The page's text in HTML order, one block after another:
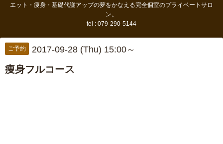
エット・痩身・基礎代謝アップの夢をかなえる完全個室のプライベートサロ
ン。
tel : 079-290-5144
ご予約 2017-09-28 (Thu) 15:00～
痩身フルコース